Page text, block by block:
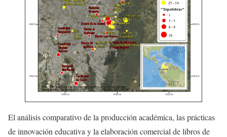
El análisis comparativo de la producción académica, las prácticas
de innovación educativa y la elaboración comercial de libros de